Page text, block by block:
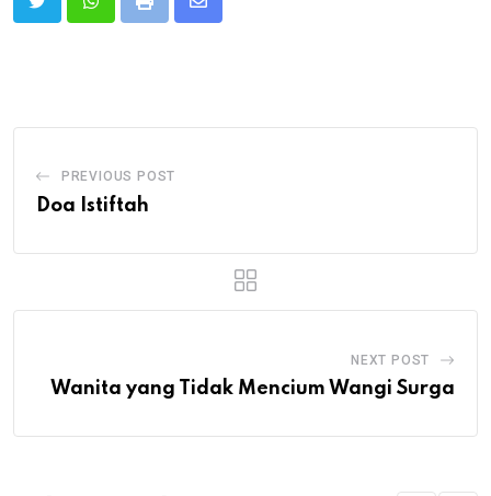
Print
Share
PREVIOUS POST
Doa Istiftah
NEXT POST
Wanita yang Tidak Mencium Wangi Surga